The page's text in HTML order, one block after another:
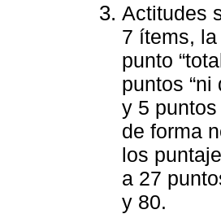
Actitudes
7 ítems,
punto
puntos “ni
y 5
de forma
los
a 27
y 80.